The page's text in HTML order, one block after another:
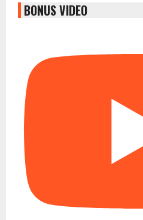
BONUS VIDEO